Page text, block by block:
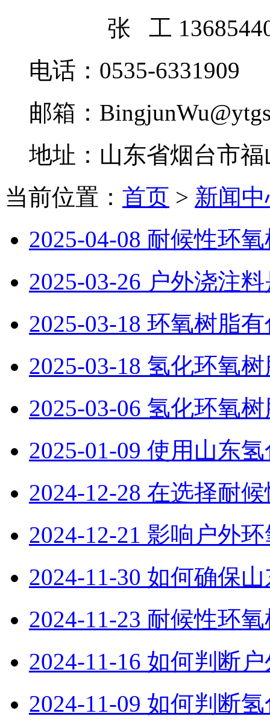
张 工
电话：0535-6331909
邮箱：
地址：山东省烟台市
当前位置： 首页 > 新闻
2025-04-08 耐候性环
2025-03-26 户外浇注
2025-03-18 环氧树脂
2025-03-18 氢化环氧
2025-03-06 氢化环氧
2025-01-09 使用山东
2024-12-28 在选择耐
2024-12-21 影响户外
2024-11-30 如何确保
2024-11-23 耐候性环
2024-11-16 如何判断
2024-11-09 如何判断